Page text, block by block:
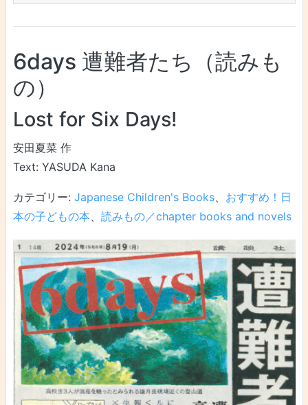
6days 遭難者たち（読みも
の）
Lost for Six Days!
安田夏菜 作
Text: YASUDA Kana
カテゴリー: Japanese Children's Books、 おすすめ！日
本の子どもの本、 読みもの／chapter books and novels